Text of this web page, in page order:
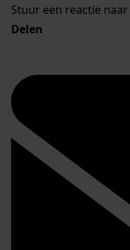
Stuur een reactie
Delen